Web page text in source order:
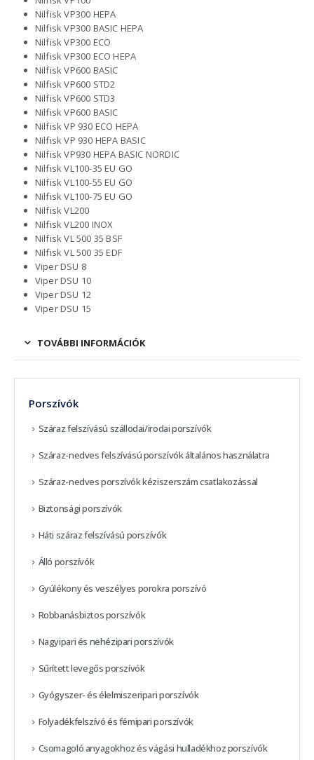
Nilfisk VP300 HEPA
Nilfisk VP300 BASIC HEPA
Nilfisk VP300 ECO
Nilfisk VP300 ECO HEPA
Nilfisk VP600 BASIC
Nilfisk VP600 STD2
Nilfisk VP600 STD3
Nilfisk VP600 BASIC
Nilfisk VP 930 ECO HEPA
Nilfisk VP 930 HEPA BASIC
Nilfisk VP930 HEPA BASIC NORDIC
Nilfisk VL100-35 EU GO
Nilfisk VL100-55 EU GO
Nilfisk VL100-75 EU GO
Nilfisk VL200
Nilfisk VL200 INOX
Nilfisk VL 500 35 BSF
Nilfisk VL 500 35 EDF
Viper DSU 8
Viper DSU 10
Viper DSU 12
Viper DSU 15
TOVÁBBI INFORMÁCIÓK
Porszívók
Száraz felszívású szállodai/irodai porszívók
Száraz-nedves felszívású porszívók általános használatra
Száraz-nedves porszívók kéziszerszám csatlakozással
Biztonsági porszívók
Háti száraz felszívású porszívók
Álló porszívók
Gyúlékony és veszélyes porokra porszívó
Robbanásbiztos porszívók
Nagyipari és nehézipari porszívók
Sűrített levegős porszívók
Gyógyszer- és élelmiszeripari porszívók
Folyadékfelszívó és fémipari porszívók
Csomagoló anyagokhoz és vágási hulladékhoz porszívók